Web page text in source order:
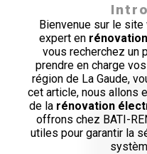
Bienvenue sur le site
expert en
vous recherchez un
prendre en charge
région de La Gaude,
cet article, nous allons
de la rénovation
offrons chez BATI-
utiles pour garantir la